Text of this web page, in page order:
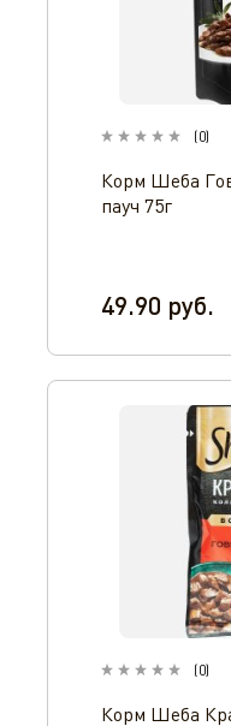
(0)
Корм Шеба
пауч 75г
49.90 руб.
(0)
Корм Шеба